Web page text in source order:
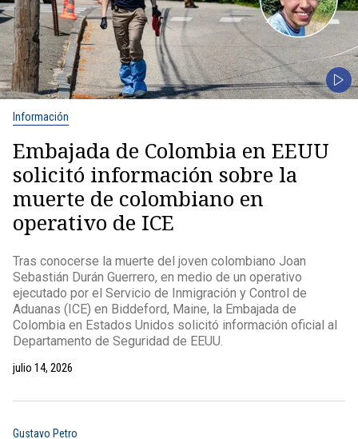
Información
Embajada de Colombia en EEUU
solicitó información sobre la
muerte de colombiano en
operativo de ICE
Tras conocerse la muerte del joven colombiano Joan
Sebastián Durán Guerrero, en medio de un operativo
ejecutado por el Servicio de Inmigración y Control de
Aduanas (ICE) en Biddeford, Maine, la Embajada de
Colombia en Estados Unidos solicitó información oficial al
Departamento de Seguridad de EEUU.
julio 14, 2026
Gustavo Petro